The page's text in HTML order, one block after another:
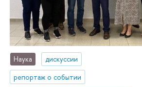
Наука
дискуссии
репортаж о событии